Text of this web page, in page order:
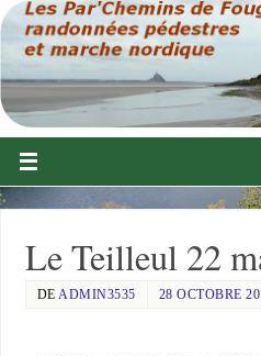
Le Teilleul 22
DEADMIN3535 28 OCTOBRE